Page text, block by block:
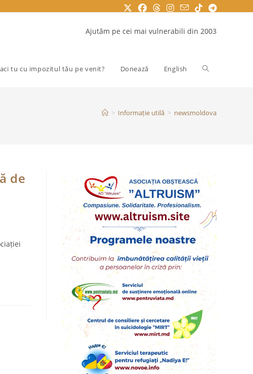
Ajutăm pe cei mai vulnerabili din 2003
tu cu impozitul tău pe venit? Donează English Toggle
> Informație utilă > newsmoldova
de